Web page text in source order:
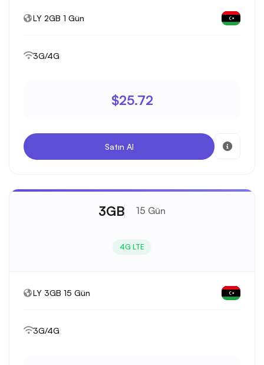
LY 2GB 1 Gün
3G/4G
$25.72
Satın Al
3GB 15 Gün
4G LTE
LY 3GB 15 Gün
3G/4G